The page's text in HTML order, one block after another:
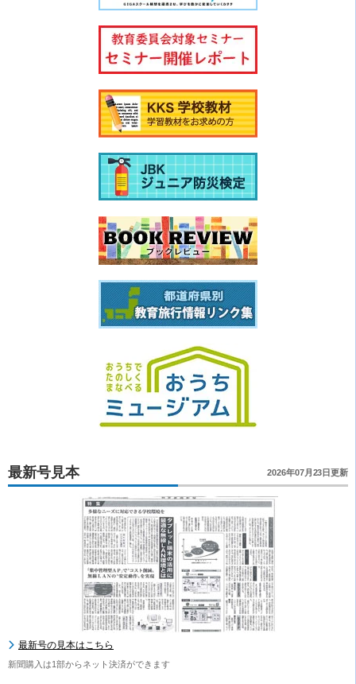
最新号見本 2026年07月23日更新
最新号の見本はこちら
新聞購入は1部からネット決済ができます